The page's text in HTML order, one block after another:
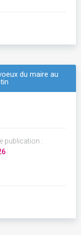
du maire au
publication :